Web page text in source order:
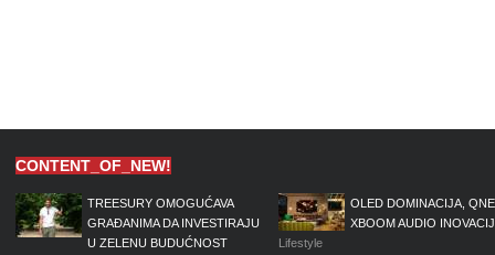
CONTENT_OF_NEW!
TREESURY OMOGUĆAVA
GRAĐANIMA DA INVESTIRAJU
U ZELENU BUDUĆNOST
OLED DOMINACIJA,
XBOOM AUDIO
Lifestyle